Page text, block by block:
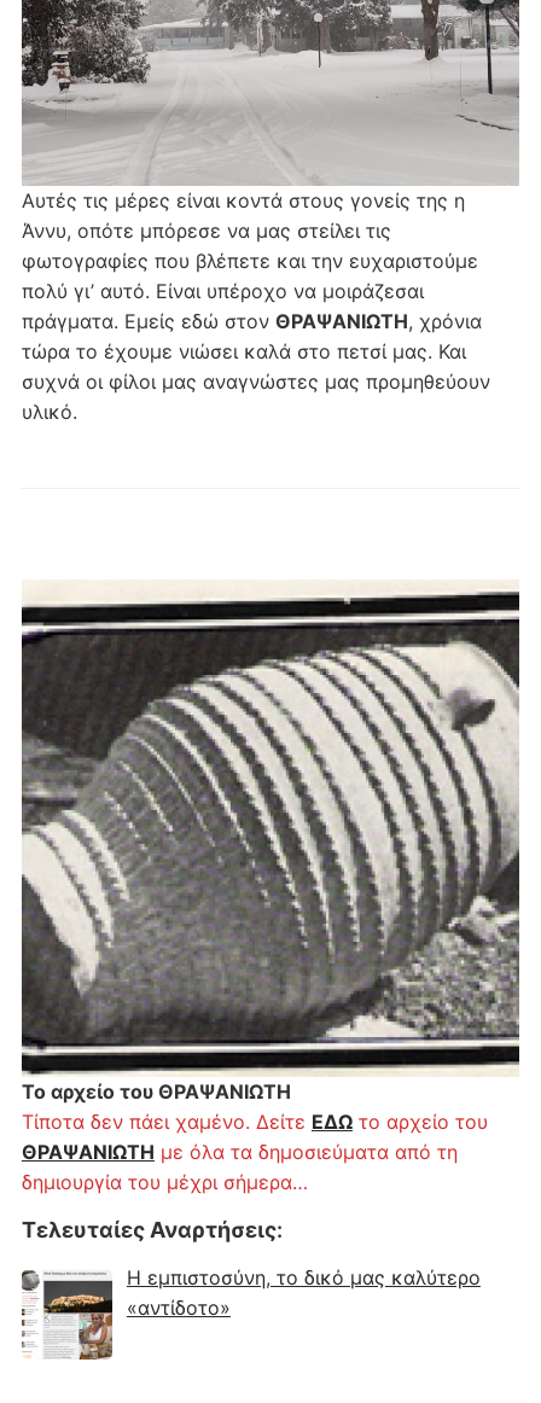
Το αρχείο του ΘΡΑΨΑΝΙΩΤΗ
Τίποτα δεν πάει χαμένο. Δείτε ΕΔΩτο αρχείο του
ΘΡΑΨΑΝΙΩΤΗ με όλα τα δημοσιεύματα από τη
δημιουργία του μέχρι σήμερα…
Τελευταίες Αναρτήσεις:
Η εμπιστοσύνη, το δικό μας καλύτερο
«αντίδοτο»
Αυτές τις μέρες είναι κοντά στους γονείς της η
Άννυ, οπότε μπόρεσε να μας στείλει τις
φωτογραφίες που βλέπετε και την ευχαριστούμε
πολύ γι’ αυτό. Είναι υπέροχο να μοιράζεσαι
πράγματα. Εμείς εδώ στον ΘΡΑΨΑΝΙΩΤΗ, χρόνια
τώρα το έχουμε νιώσει καλά στο πετσί μας. Και
συχνά οι φίλοι μας αναγνώστες μας προμηθεύουν
υλικό.